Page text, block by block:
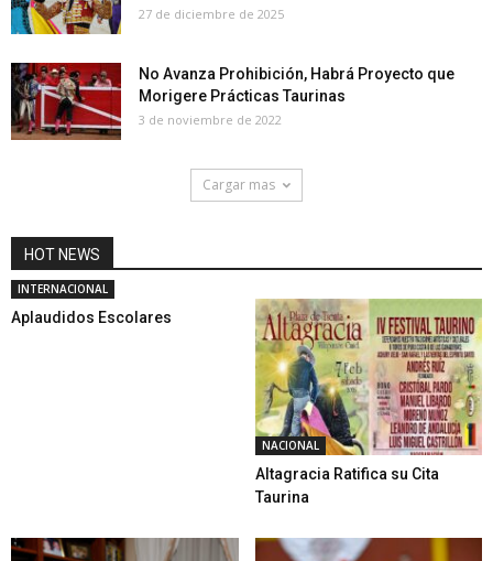
27 de diciembre de 2025
No Avanza Prohibición, Habrá Proyecto que
Morigere Prácticas Taurinas
3 de noviembre de 2022
Cargar mas
HOT NEWS
INTERNACIONAL
Aplaudidos Escolares
NACIONAL
Altagracia Ratifica su Cita
Taurina